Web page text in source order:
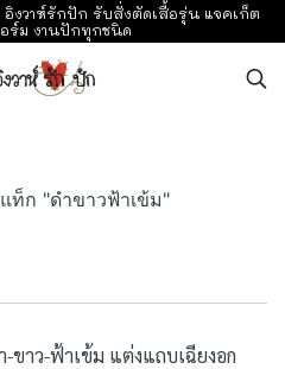
งวาห์รักปัก รับสั่งตัดเสื้อรุ่น แจคเก็ต
ร์ม งานปักทุกชนิด
ท็ก "ดำขาวฟ้าเข้ม"
-ขาว-ฟ้าเข้ม แต่งแถบเฉียงอก